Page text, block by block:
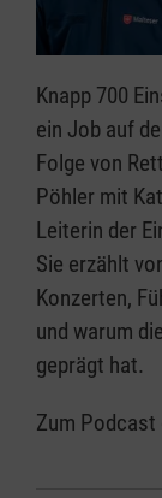
Knapp 700
ein Job auf
Folge von
Pöhler mit
Leiterin der
Sie erzählt
Konzerten,
und warum
geprägt hat.
Zum Podcast